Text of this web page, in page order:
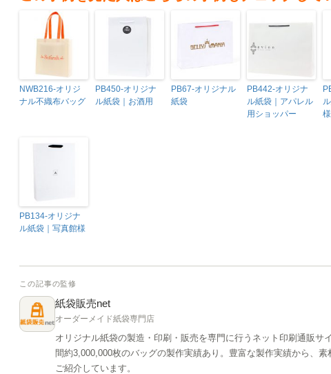
NWB216-オリジ
ナル不織布バッグ
PB450-オリジナ
ル紙袋｜お酒用
PB67-オリジナル
紙袋
PB442-オリジナ
ル紙袋｜アパレル
用ショッパー
様
PB134-オリジナ
ル紙袋｜写真館様
この記事の監修
紙袋販売net
オーダーメイド紙袋専門店
オリジナル紙袋の製造・印刷・販売を専門に行うネット印刷通販サ
間約3,000,000枚のバッグの製作実績あり。豊富な製作実績から、
ご紹介しています。